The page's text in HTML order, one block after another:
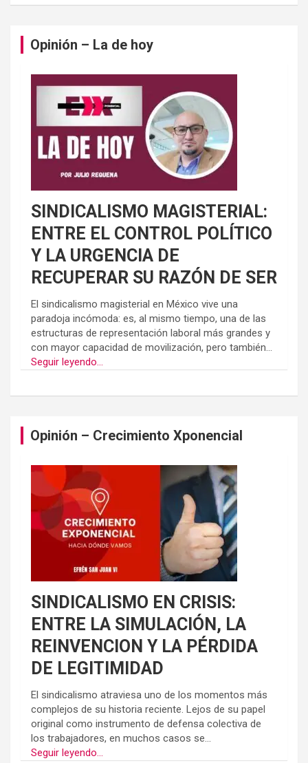
Opinión – La de hoy
SINDICALISMO MAGISTERIAL:
ENTRE EL CONTROL POLÍTICO
Y LA URGENCIA DE
RECUPERAR SU RAZÓN DE SER
El sindicalismo magisterial en México vive una
paradoja incómoda: es, al mismo tiempo, una de las
estructuras de representación laboral más grandes y
con mayor capacidad de movilización, pero también...
Seguir leyendo...
Opinión – Crecimiento Xponencial
SINDICALISMO EN CRISIS:
ENTRE LA SIMULACIÓN, LA
REINVENCION Y LA PÉRDIDA
DE LEGITIMIDAD
El sindicalismo atraviesa uno de los momentos más
complejos de su historia reciente. Lejos de su papel
original como instrumento de defensa colectiva de
los trabajadores, en muchos casos se...
Seguir leyendo...